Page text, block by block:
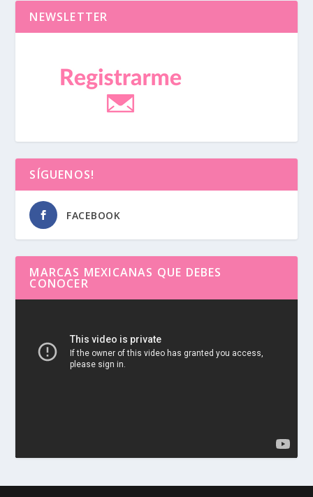
NEWSLETTER
SÍGUENOS!
FACEBOOK
MARCAS MEXICANAS QUE DEBES
CONOCER